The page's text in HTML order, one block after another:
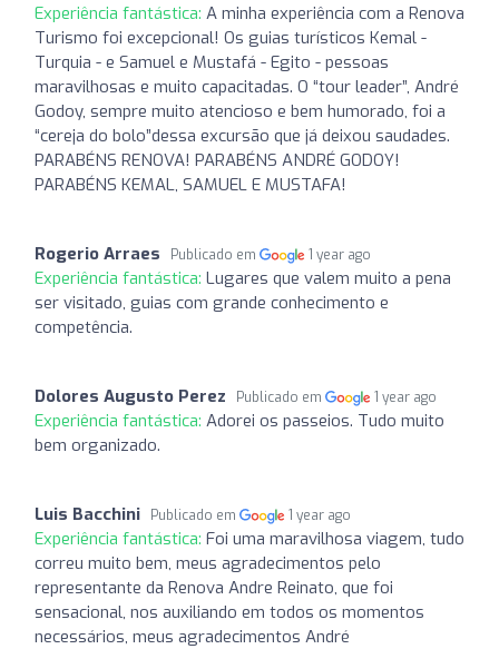
Experiência fantástica: A minha experiência com a Renova
Turismo foi excepcional! Os guias turísticos Kemal -
Turquia - e Samuel e Mustafá - Egito - pessoas
maravilhosas e muito capacitadas. O “tour leader”, André
Godoy, sempre muito atencioso e bem humorado, foi a
“cereja do bolo”dessa excursão que já deixou saudades.
PARABÉNS RENOVA! PARABÉNS ANDRÉ GODOY!
PARABÉNS KEMAL, SAMUEL E MUSTAFA!
Rogerio Arraes Publicado em 1 year ago
Experiência fantástica: Lugares que valem muito a pena
ser visitado, guias com grande conhecimento e
competência.
Dolores Augusto Perez Publicado em 1 year ago
Experiência fantástica: Adorei os passeios. Tudo muito
bem organizado.
Luis Bacchini Publicado em 1 year ago
Experiência fantástica: Foi uma maravilhosa viagem, tudo
correu muito bem, meus agradecimentos pelo
representante da Renova Andre Reinato, que foi
sensacional, nos auxiliando em todos os momentos
necessários, meus agradecimentos André